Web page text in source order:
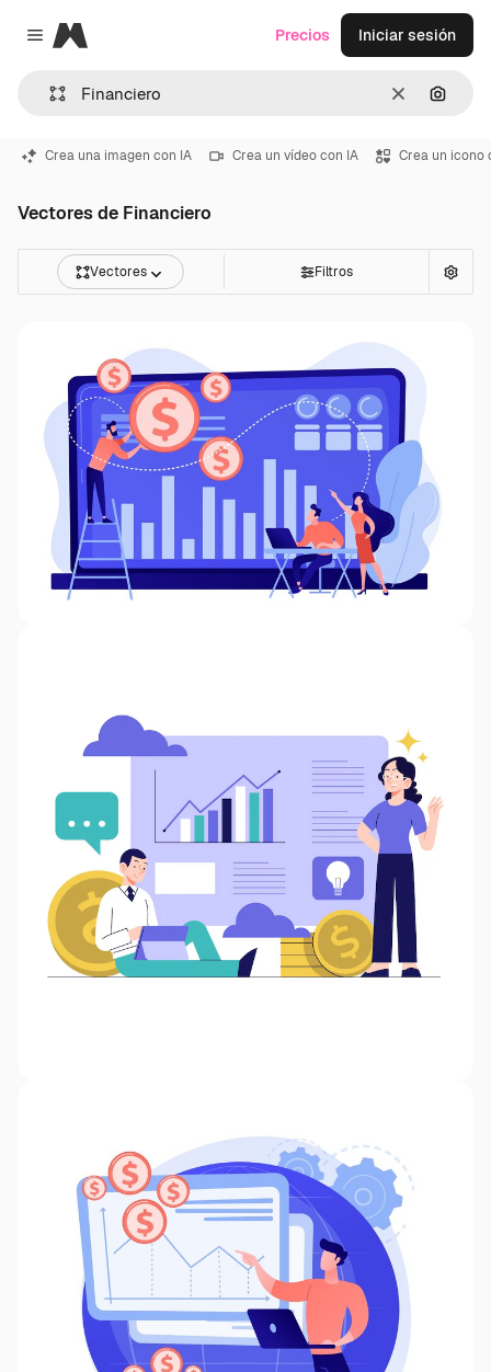
Close menu
Magnific
Borrar
Precios Iniciar sesión
Crea una imagen con IA Crea un vídeo con IA Crea un icono
Vectores de Financiero
Vectores Filtros